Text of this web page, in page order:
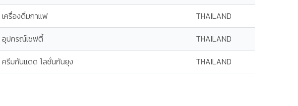
เครื่องดื่มกาแฟ
THAILAND
อุปกรณ์เซฟตี้
THAILAND
ครีมกันแดด โลชั่นกันยุง THAILAND